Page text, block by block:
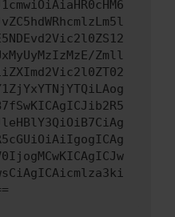
Zmll